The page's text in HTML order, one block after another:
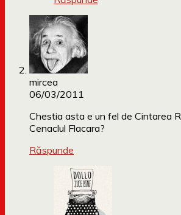
mircea
06/03/2011
Chestia asta e un fel de Cintarea
Cenaclul Flacara?
Răspunde